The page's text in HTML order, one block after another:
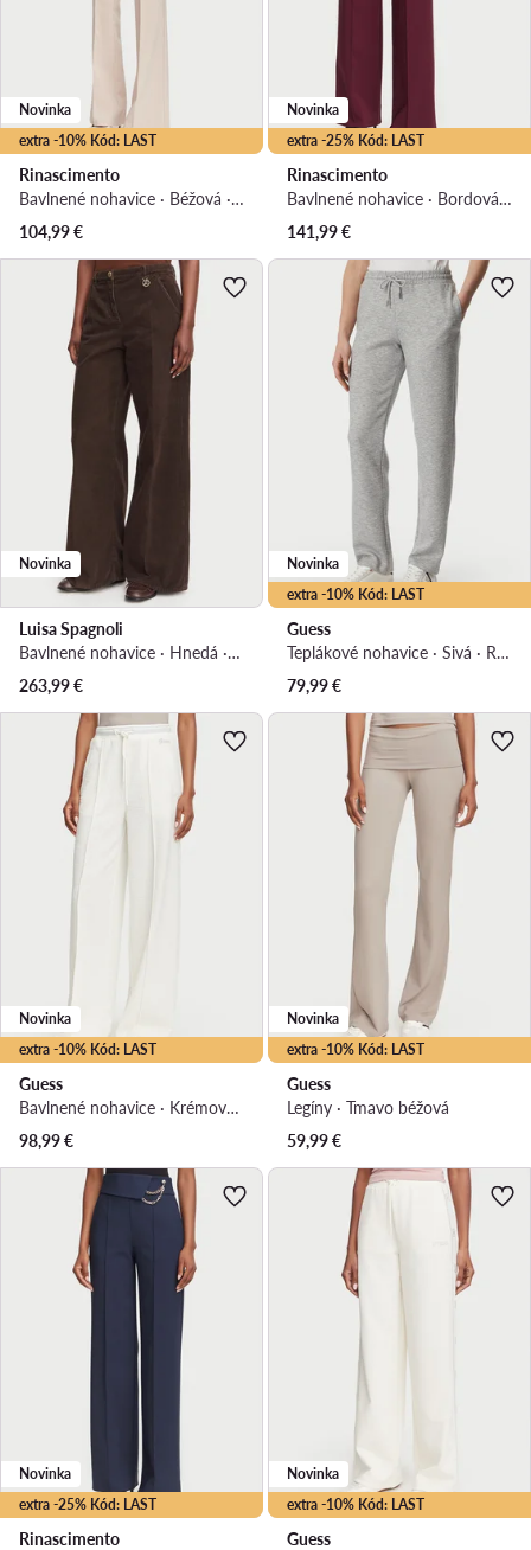
extra -10% Kód: LAST
Novinka
Rinascimento
Bavlnené nohavice · Béžová · Regular fit
104,99€
extra -25% Kód: LAST
Novinka
Rinascimento
Bavlnené nohavice · Bordová · Regular fit
141,99€
Novinka
Luisa Spagnoli
Bavlnené nohavice · Hnedá · Regular fit
263,99€
extra -10% Kód: LAST
Novinka
Guess
Teplákové nohavice · Sivá · Regular fit
79,99€
extra -10% Kód: LAST
Novinka
Guess
Bavlnené nohavice · Krémová · Relaxed fit
98,99€
extra -10% Kód: LAST
Novinka
Guess
Legíny · Tmavo béžová
59,99€
extra -25% Kód: LAST
Novinka
Rinascimento
extra -10% Kód: LAST
Novinka
Guess